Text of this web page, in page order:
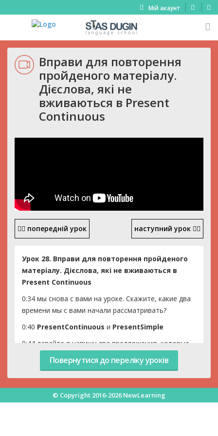
Мій акаунт
Вправи для повторення
пройденого матеріалу.
Дієслова, які не
вживаються в Present
Continuous
попередній урок наступний урок
Урок 28. Вправи для повторення пройденого
матеріалу. Дієслова, які не вживаються в
Present Continuous
0:34 мы снова с вами на уроке. Скажите, какие два
времени мы с вами начали рассматривать?
0:40 PresentContinuous и PresentSimple
0:44 давайте я напишу два предложения, которые
предложения очень простые, постепенно будем их
усложнять. Первое предложение вот такое.
We read books every day
Повернутися до переліку уроків
© Copyright 2016-2026 NewLearning